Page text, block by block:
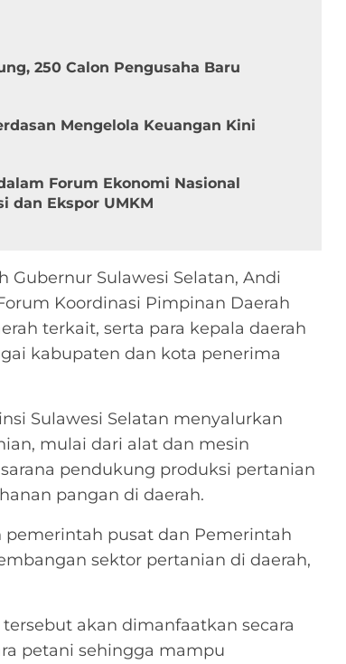
250 Calon Pengusaha Baru
Mengelola Keuangan Kini
Forum Ekonomi Nasional
dan Ekspor UMKM
Sulawesi Selatan, Andi
Koordinasi Pimpinan Daerah
terkait, serta para kepala daerah
kabupaten dan kota penerima
Sulawesi Selatan menyalurkan
mulai dari alat dan mesin
pendukung produksi pertanian
pangan di daerah.
pusat dan Pemerintah
sektor pertanian di daerah,
akan dimanfaatkan secara
petani sehingga mampu